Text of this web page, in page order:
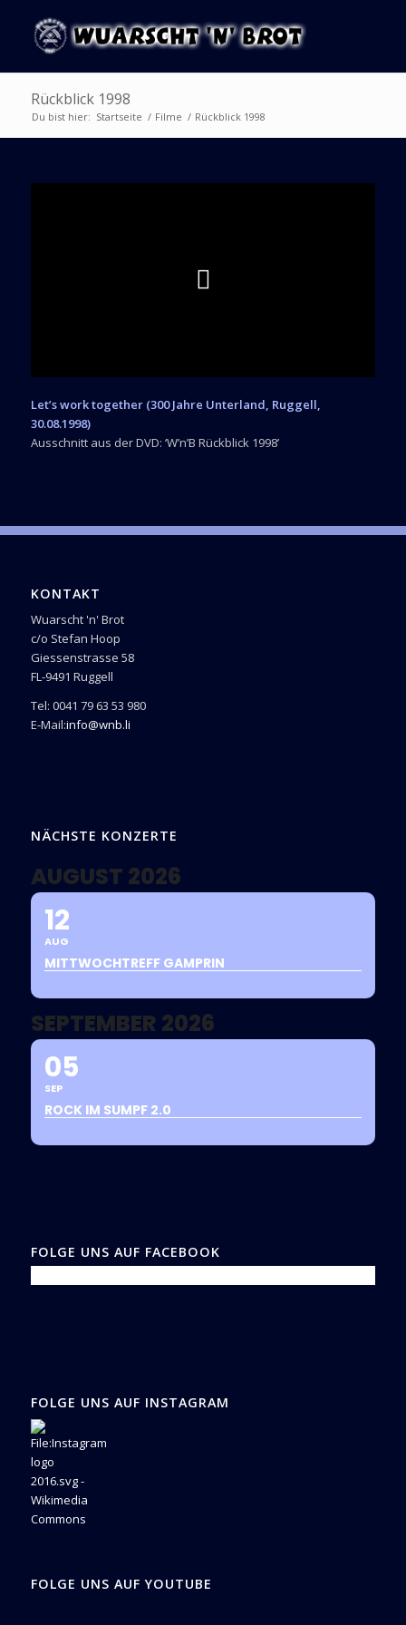
Rückblick 1998
Du bist hier: Startseite / Filme / Rückblick 1998
Let’s work together (300 Jahre Unterland, Ruggell,
30.08.1998)
Ausschnitt aus der DVD: ‘W’n’B Rückblick 1998’
KONTAKT
Wuarscht 'n' Brot
c/o Stefan Hoop
Giessenstrasse 58
FL-9491 Ruggell
Tel: 0041 79 63 53 980
E-Mail:info@wnb.li
NÄCHSTE KONZERTE
AUGUST 2026
12
AUG
MITTWOCHTREFF GAMPRIN
SEPTEMBER 2026
05
SEP
ROCK IM SUMPF 2.0
FOLGE UNS AUF FACEBOOK
FOLGE UNS AUF INSTAGRAM
FOLGE UNS AUF YOUTUBE